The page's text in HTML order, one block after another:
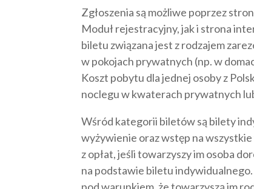
Zgłoszenia są możliwe poprzez
Moduł rejestracyjny, jak i strona
biletu związana jest z rodzajem
w pokojach prywatnych (np. w
Koszt pobytu dla jednej osoby z
noclegu w kwaterach prywatnych
Wśród kategorii biletów są bilety
wyżywienie oraz wstęp na
z opłat, jeśli towarzyszy im osoba
na podstawie biletu